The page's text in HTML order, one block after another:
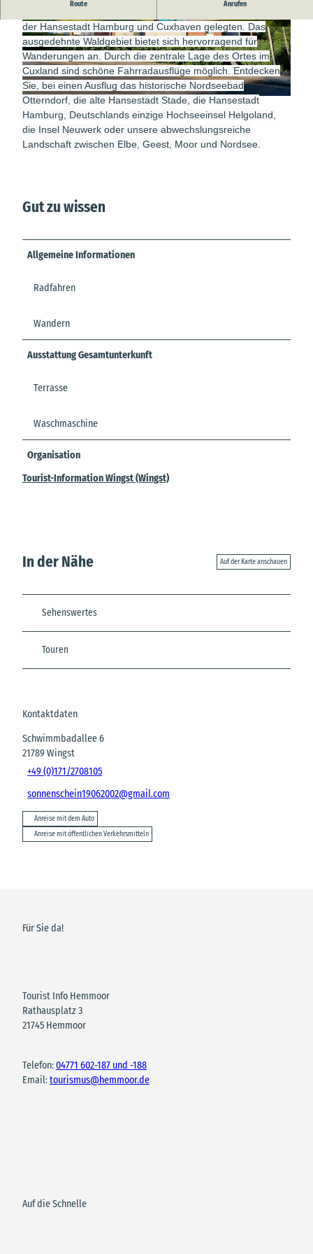
© Elena Remmele
© Elena Remmele © Bernd Otten
Route Anrufen
der Hansestadt Hamburg und Cuxhaven gelegten. Das
ausgedehnte Waldgebiet bietet sich hervorragend für
Wanderungen an. Durch die zentrale Lage des Ortes im
Cuxland sind schöne Fahrradausflüge möglich. Entdecken
Sie, bei einen Ausflug das historische Nordseebad
Otterndorf, die alte Hansestadt Stade, die Hansestadt
Hamburg, Deutschlands einzige Hochseeinsel Helgoland,
die Insel Neuwerk oder unsere abwechslungsreiche
Landschaft zwischen Elbe, Geest, Moor und Nordsee.
Gut zu wissen
Allgemeine Informationen
Radfahren
Wandern
Ausstattung Gesamtunterkunft
Terrasse
Waschmaschine
Organisation
Tourist-Information Wingst (Wingst)
In der Nähe Auf der Karte anschauen
Sehenswertes
Touren
Kontaktdaten
Schwimmbadallee 6
21789Wingst
+49 (0)171/2708105
sonnenschein19062002@gmail.com
Anreise mit dem Auto
Anreise mit öffentlichen Verkehrsmitteln
Für Sie da!
Tourist Info Hemmoor
Rathausplatz 3
21745 Hemmoor
Telefon:04771 602-187 und -188
Email:tourismus@hemmoor.de
Auf die Schnelle